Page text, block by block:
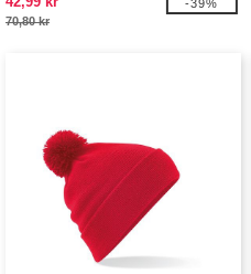
70,80 kr
-39%